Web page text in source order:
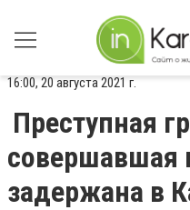
16:00, 20 августа 2021 г.
Преступная
совершавшая
задержана в